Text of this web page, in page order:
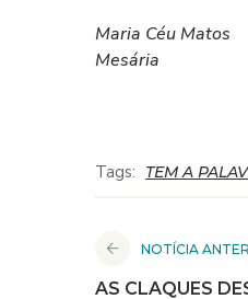
Maria Céu Matos
Mesária
Tags: TEM A
NOTÍCIA
AS CLAQUES